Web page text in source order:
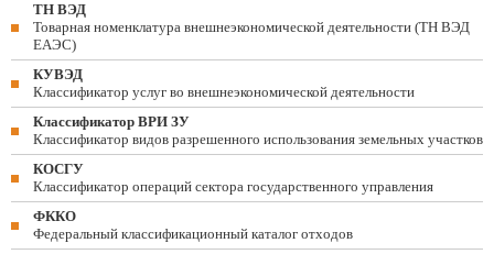
ТН ВЭД
Товарная номенклатура внешнеэкономической деятельности (ТН ВЭД
ЕАЭС)
КУВЭД
Классификатор услуг во внешнеэкономической деятельности
Классификатор ВРИ ЗУ
Классификатор видов разрешенного использования земельных участков
КОСГУ
Классификатор операций сектора государственного управления
ФККО
Федеральный классификационный каталог отходов